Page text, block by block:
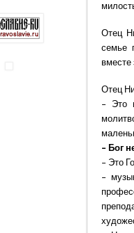
Отец
семье
вместе
Отец
– Это
– Бог
– Это
–